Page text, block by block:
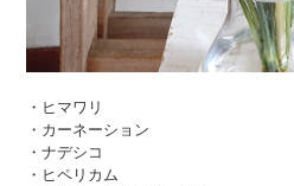
・ヒマワリ
・カーネーション
・ナデシコ
・ヒペリカム